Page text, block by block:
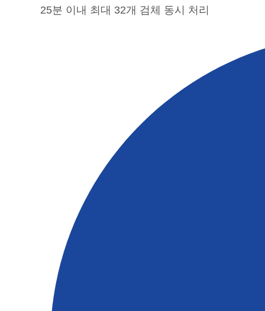
25분 이내 최대 32개 검체 동시 처리